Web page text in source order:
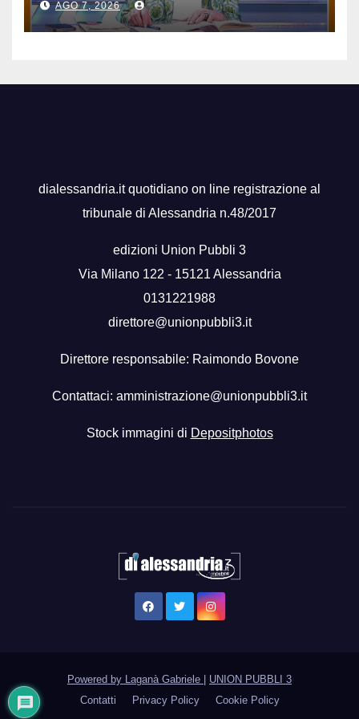
AGO 7, 2026
dialessandria.it quotidiano on line registrazione al
tribunale di Alessandria n.48/2017
edizioni Union Pubbli 3
Via Milano 122 - 15121 Alessandria
0131221988
direttore@unionpubbli3.it
Direttore responsabile: Raimondo Bovone
Contattaci: amministrazione@unionpubbli3.it
Stock immagini di Depositphotos
Powered by Laganà Gabriele | UNION PUBBLI 3
Contatti
Privacy Policy Cookie Policy